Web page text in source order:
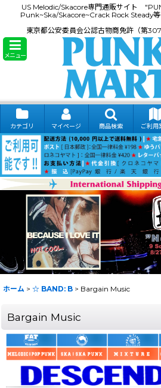
US Melodic/Skacore専門通販サイト
Punk~Ska/Skacore~Crack Rock Steady等
東京都公安委員会公認古物商免許（第
メニュー
カテゴリ マイページ 商品検索 ご利用
ホーム > ☆ BAND: B > Bargain Music
Bargain Music